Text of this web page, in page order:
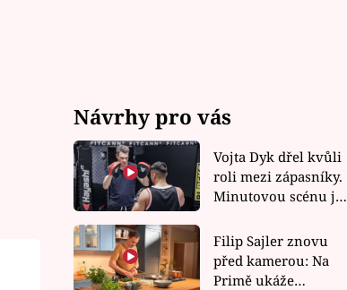
Návrhy pro vás
Vojta Dyk dřel kvůli
roli mezi zápasníky.
Minutovou scénu jel
Filip Sajler znovu
před kamerou: Na
Primě ukáže